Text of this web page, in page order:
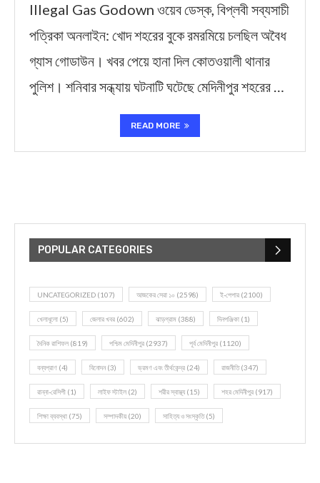
Illegal Gas Godown ওয়েব ডেস্ক, বিপ্লবী সব্যসাচী
পত্রিকা অনলাইন: খোদ শহরের বুকে রমরমিয়ে চলছিল অবৈধ
গ্যাস গোডাউন। খবর পেয়ে হানা দিল কোতওয়ালী থানার
পুলিশ। শনিবার সন্ধ্যায় ঘটনাটি ঘটেছে মেদিনীপুর শহরের …
READ MORE
POPULAR CATEGORIES
UNCATEGORIZED (107) আজকের সেরা ১০ (2598) ই-পেপার (2100)
খেলাধূলো (5) জেলার খবর (602) ঝাড়গ্রাম (388) দিনপঞ্জিকা (1)
দৈনিক রাশিফল (819) পশ্চিম মেদিনীপুর (2937) পূর্ব মেদিনীপুর (1120)
বন্যপ্রাণ (4) বিনোদন(3) ভ্রমণ এবং তীর্থকেন্দ্র (24) রাজনীতি(347)
রান্না-রেসিপী (1) লাইফ স্টাইল (2) শরীর স্বাস্থ্য (15) শহর মেদিনীপুর (917)
শিক্ষা ব্যবস্থা (75) সম্পাদকীয় (20) সাহিত্য ও সংস্কৃতি(5)